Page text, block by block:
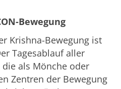
Bewegung
Krishna-Bewegung ist
Tagesablauf aller
die als Mönche oder
Zentren der Bewegung